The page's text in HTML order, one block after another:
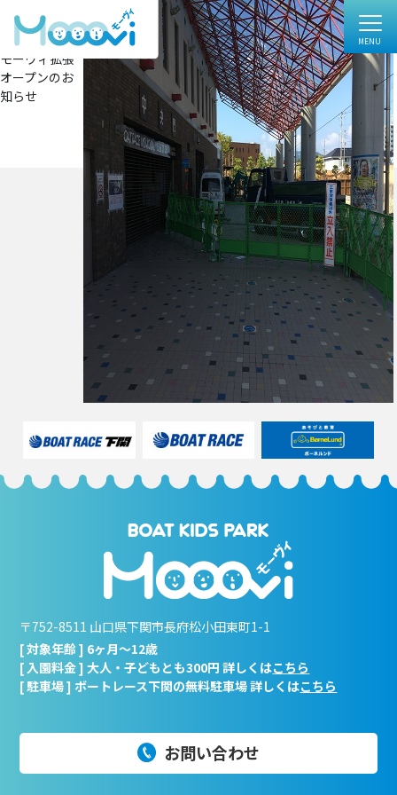
IMG-3714
ル
サ
イ
ズ
投
稿
ナ
投稿:
モーヴィ拡張
オープンのお
知らせ
〒752-8511 山口県下関市長府松小田東町1-1
[ 対象年齢 ] 6ヶ月～12歳
[ 入園料金 ] 大人・子どもとも300円 詳しくはこちら
[ 駐車場 ] ボートレース下関の無料駐車場 詳しくはこちら
お問い合わせ